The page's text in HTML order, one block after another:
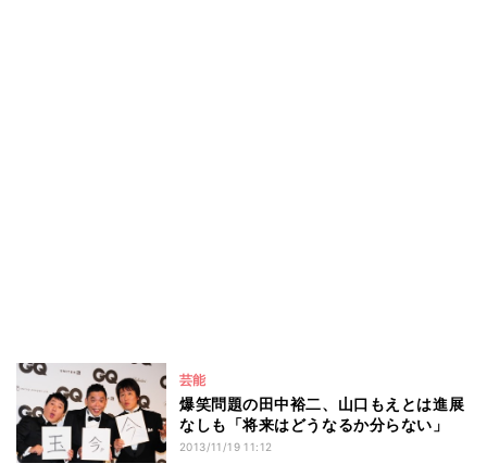
芸能
爆笑問題の田中裕二、山口もえとは進展
なしも「将来はどうなるか分らない」
2013/11/19 11:12